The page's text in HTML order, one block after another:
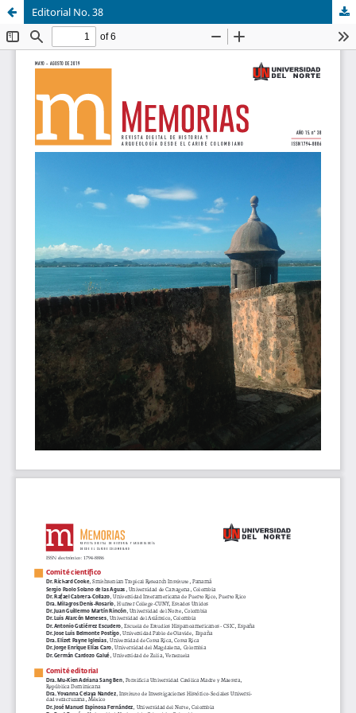
Editorial No. 38